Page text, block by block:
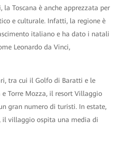
Toscana è anche apprezzata per
e culturale. Infatti, la regione è
italiano e ha dato i natali
Leonardo da Vinci,
tra cui il Golfo di Baratti e le
Torre Mozza, il resort Villaggio
gran numero di turisti. In estate,
il villaggio ospita una media di